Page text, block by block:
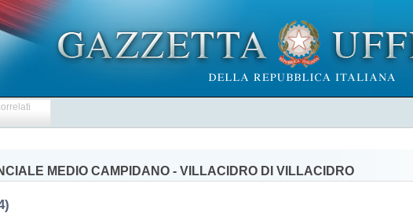
MEDIO CAMPIDANO - VILLACIDRO DI VILLACIDRO